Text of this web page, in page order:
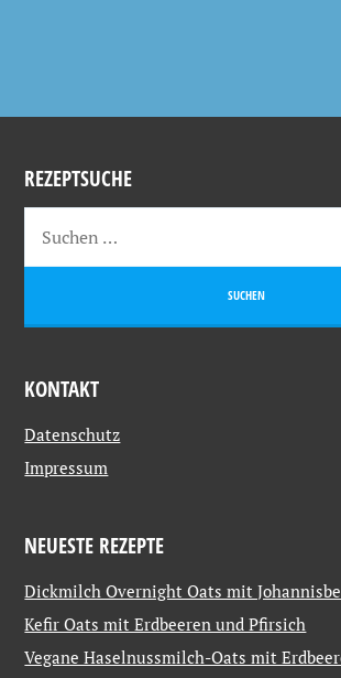
REZEPTSUCHE
KONTAKT
Datenschutz
Impressum
NEUESTE REZEPTE
Dickmilch Overnight Oats mit
Kefir Oats mit Erdbeeren und Pfirsich
Vegane Haselnussmilch-Oats mit